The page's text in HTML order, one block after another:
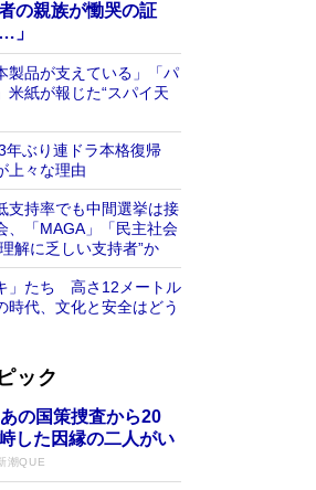
の親族が慟哭の証
」
製品が支えている」「パ
米紙が報じた“スパイ天
年ぶり連ドラ本格復帰
上々な理由
支持率でも中間選挙は接
「MAGA」「民主社会
解に乏しい支持者”か
」たち 高さ12メートル
代、文化と安全はどう
ック
の国策捜査から20
した因縁の二人がい
潮QUE